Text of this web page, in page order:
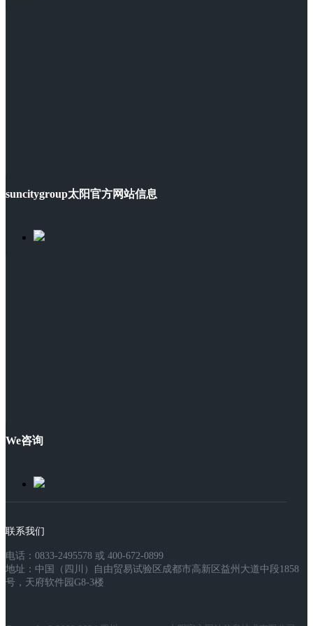
suncitygroup太阳官方网站信息
We咨询
联系我们
电话：0833-2495578 或 400-672-0899
地址：中国（四川）自由贸易试验区成都市高新区益州大道中段1858
号，天府软件园G8-3楼